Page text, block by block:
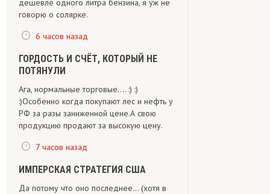
дешевле одного литра бензина, я уж не
говорю о солярке.
6 часов назад
ГОРДОСТЬ И СЧЁТ, КОТОРЫЙ НЕ
ПОТЯНУЛИ
Ага, нормальные торговые.... :) :)
:)Особенно когда покупают лес и нефть у
РФ за разы заниженной цене.А свою
продукцию продают за высокую цену.
7 часов назад
ИМПЕРСКАЯ СТРАТЕГИЯ США
Да потому что оно последнее... (хотя в